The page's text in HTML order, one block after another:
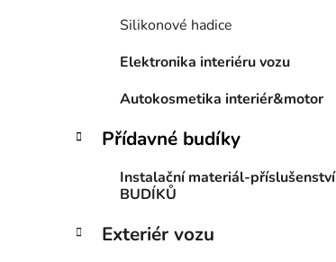
Silikonové hadice
Elektronika interiéru vozu
Autokosmetika interiér&motor
Přídavné budíky
Instalační materiál-příslušenství
BUDÍKŮ
Exteriér vozu